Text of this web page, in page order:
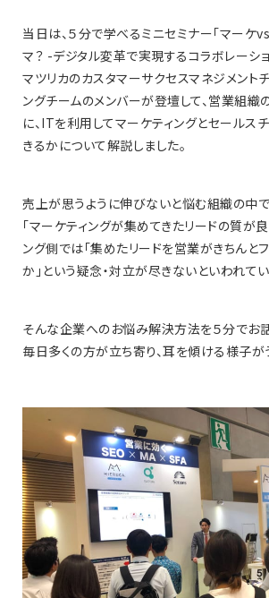
当日は、５分で学べるミニセミナー「マーケ
マ？ -デジタル変革で実現するコラボレーショ
マツリカのカスタマーサクセスマネジメント
ングチームのメンバーが登壇して、営業組織
に、ITを利用してマーケティングとセールス
きるかについて解説しました。
売上が思うように伸びないと悩む組織の中
「マーケティングが集めてきたリードの質が良
ング側では「集めたリードを営業がきちんと
か」という疑念・対立が尽きないといわれてい
そんな企業へのお悩み解決方法を５分でお
毎日多くの方が立ち寄り、耳を傾ける様子が